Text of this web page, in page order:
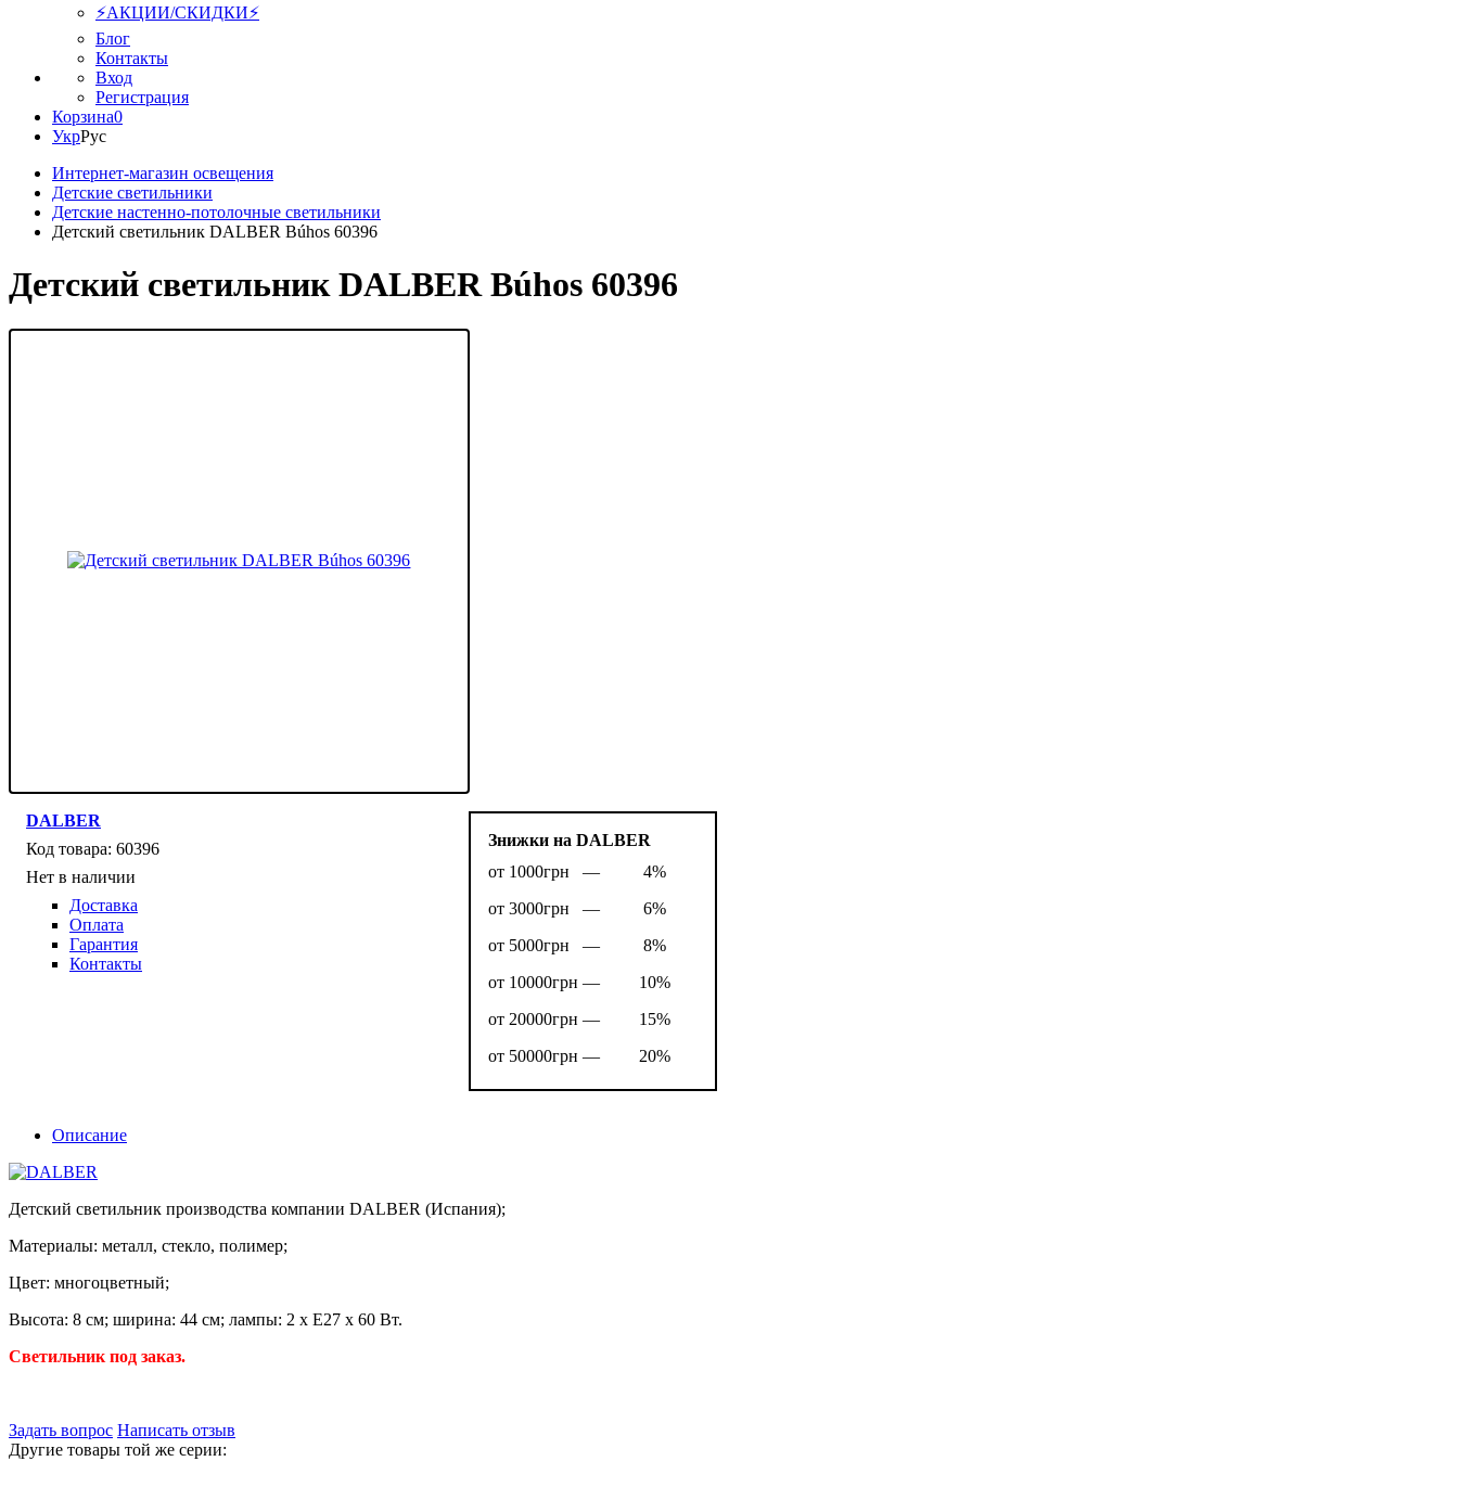
⚡АКЦИИ/СКИДКИ⚡
Блог
Контакты
Вход
Регистрация
Корзина0
УкрРус
Интернет-магазин освещения
Детские светильники
Детские настенно-потолочные светильники
Детский светильник DALBER Búhos 60396
Детский светильник DALBER Búhos 60396
Знижки на DALBER
от 1000грн —
4%
от 3000грн —
6%
от 5000грн —
8%
от 10000грн —
10%
от 20000грн —
15%
от 50000грн —
20%
DALBER
60396
Нет в наличии
Доставка
Оплата
Гарантия
Контакты
Описание
Детский светильник производства компании DALBER (Испания);
Материалы: металл, стекло, полимер;
Цвет: многоцветный;
Высота: 8 см; ширина: 44 см; лампы: 2 х E27 х 60 Вт.
Светильник под заказ.
Задать вопрос Написать отзыв
Другие товары той же серии: